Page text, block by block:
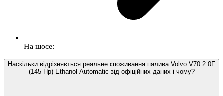
На шосе:
Наскільки відрізняється реальне споживання палива Volvo V70 2.0F
(145 Hp) Ethanol Automatic від офіційних даних і чому?